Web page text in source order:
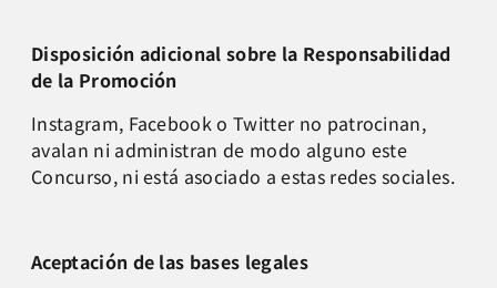
Disposición adicional sobre la Responsabilidad
de la Promoción
Instagram, Facebook o Twitter no patrocinan,
avalan ni administran de modo alguno este
Concurso, ni está asociado a estas redes sociales.
Aceptación de las bases legales